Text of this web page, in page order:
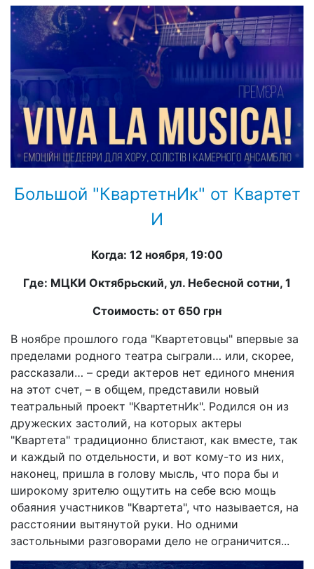
Большой "КвартетнИк" от Квартет
И
Когда: 12 ноября, 19:00
Где: МЦКИ Октябрьский, ул. Небесной сотни, 1
Стоимость: от 650 грн
В ноябре прошлого года "Квартетовцы" впервые за
пределами родного театра сыграли… или, скорее,
рассказали… – среди актеров нет единого мнения
на этот счет, – в общем, представили новый
театральный проект "КвартетнИк". Родился он из
дружеских застолий, на которых актеры
"Квартета" традиционно блистают, как вместе, так
и каждый по отдельности, и вот кому-то из них,
наконец, пришла в голову мысль, что пора бы и
широкому зрителю ощутить на себе всю мощь
обаяния участников "Квартета", что называется, на
расстоянии вытянутой руки. Но одними
застольными разговорами дело не ограничится...